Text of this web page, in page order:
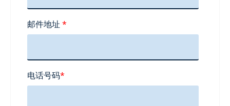
邮件地址 *
电话号码*